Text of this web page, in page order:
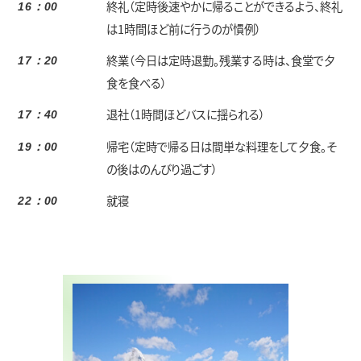
16：00
終礼（定時後速やかに帰ることができるよう、終礼
は1時間ほど前に行うのが慣例）
17：20
終業（今日は定時退勤。残業する時は、食堂で夕
食を食べる）
17：40 退社（1時間ほどバスに揺られる）
19：00
帰宅（定時で帰る日は間単な料理をして夕食。そ
の後はのんびり過ごす）
22：00 就寝